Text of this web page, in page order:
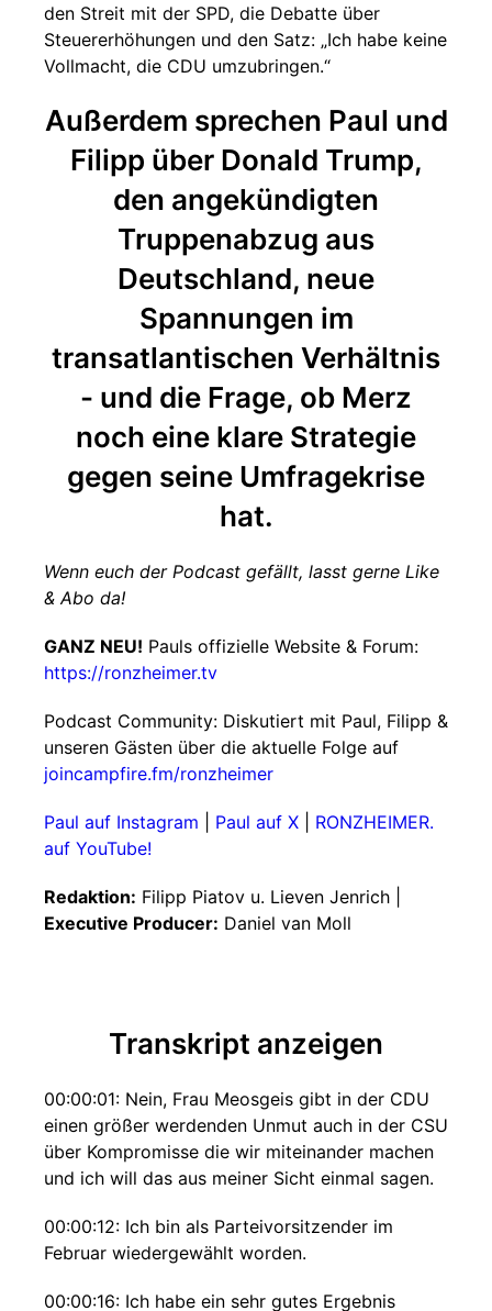
den Streit mit der SPD, die Debatte über
Steuererhöhungen und den Satz: „Ich habe keine
Vollmacht, die CDU umzubringen.“
Außerdem sprechen Paul und
Filipp über Donald Trump,
den angekündigten
Truppenabzug aus
Deutschland, neue
Spannungen im
transatlantischen Verhältnis
- und die Frage, ob Merz
noch eine klare Strategie
gegen seine Umfragekrise
hat.
Wenn euch der Podcast gefällt, lasst gerne Like
& Abo da!
GANZ NEU! Pauls offizielle Website & Forum:
https://ronzheimer.tv
Podcast Community: Diskutiert mit Paul, Filipp &
unseren Gästen über die aktuelle Folge auf
joincampfire.fm/ronzheimer
Paul auf Instagram Paul auf X
RONZHEIMER.
auf YouTube!
Redaktion: Filipp Piatov u. Lieven Jenrich |
Executive Producer: Daniel van Moll
Transkript anzeigen
00:00:01: Nein, Frau Meosgeis gibt in der CDU
einen größer werdenden Unmut auch in der CSU
über Kompromisse die wir miteinander machen
und ich will das aus meiner Sicht einmal sagen.
00:00:12: Ich bin als Parteivorsitzender im
Februar wiedergewählt worden.
00:00:16: Ich habe ein sehr gutes Ergebnis